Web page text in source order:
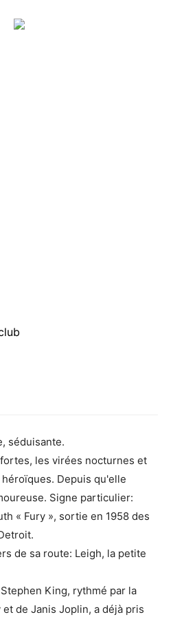
séduisante.
les virées nocturnes et
Depuis qu'elle
Signe particulier:
« Fury », sortie en 1958 des
de sa route: Leigh, la petite
King, rythmé par la
de Janis Joplin, a déjà pris